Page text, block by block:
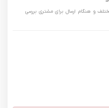
و هنگام ارسال برای مشتری بررسی